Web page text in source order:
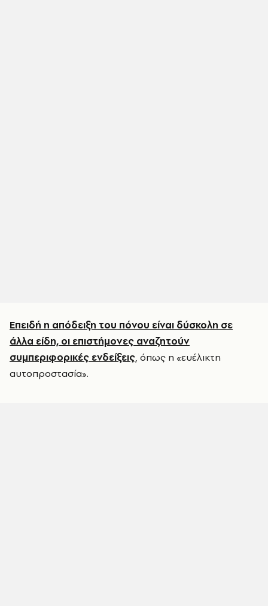
Επειδή η απόδειξη του πόνου είναι δύσκολη σε
άλλα είδη, οι επιστήμονες αναζητούν
συμπεριφορικές ενδείξεις, όπως η «ευέλικτη
αυτοπροστασία».